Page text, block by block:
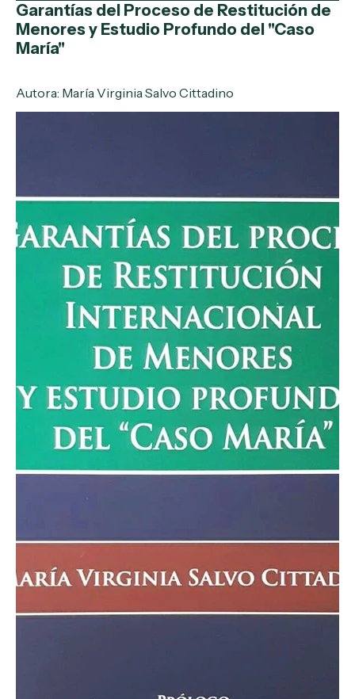
Garantías del Proceso de Restitución de
Menores y Estudio Profundo del "Caso
María"
Autora: María Virginia Salvo Cittadino